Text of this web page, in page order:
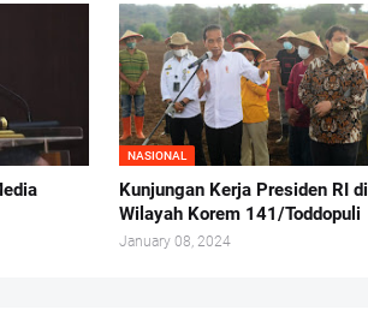
Kepegawaian
NASIONAL
Kunjungan Kerja Presiden RI di
Wilayah Korem 141/Toddopuli
January 08, 2024